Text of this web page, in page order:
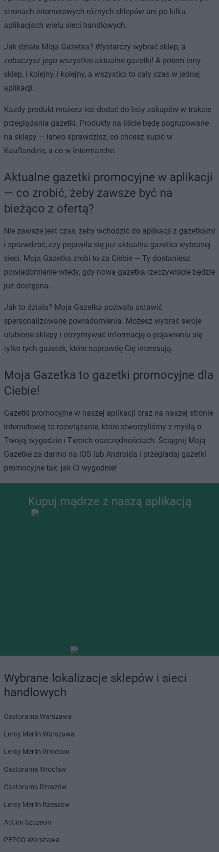
stronach internetowych różnych sklepów ani po kilku
aplikacjach wielu sieci handlowych.
Jak działa Moja Gazetka? Wystarczy wybrać sklep, a
zobaczysz jego wszystkie aktualne gazetki! A potem inny
sklep, i kolejny, i kolejny, a wszystko to cały czas w jednej
aplikacji.
Każdy produkt możesz też dodać do listy zakupów w trakcie
przeglądania gazetki. Produkty na liście będę pogrupowane
na sklepy — łatwo sprawdzisz, co chcesz kupić w
Kauflandzie, a co w Intermarche.
Aktualne gazetki promocyjne w aplikacji
— co zrobić, żeby zawsze być na
bieżąco z ofertą?
Nie zawsze jest czas, żeby wchodzić do aplikacji z gazetkami
i sprawdzać, czy pojawiła się już aktualna gazetka wybranej
sieci. Moja Gazetka zrobi to za Ciebie — Ty dostaniesz
powiadomienie wtedy, gdy nowa gazetka rzeczywiście będzie
już dostępna.
Jak to działa? Moja Gazetka pozwala ustawić
spersonalizowane powiadomienia. Możesz wybrać swoje
ulubione sklepy i otrzymywać informację o pojawieniu się
tylko tych gazetek, które naprawdę Cię interesują.
Moja Gazetka to gazetki promocyjne dla
Ciebie!
Gazetki promocyjne w naszej aplikacji oraz na naszej stronie
internetowej to rozwiązanie, które stworzyliśmy z myślą o
Twojej wygodzie i Twoich oszczędnościach. Ściągnij Moją
Gazetkę za darmo na iOS lub Androida i przeglądaj gazetki
promocyjne tak, jak Ci wygodnie!
Kupuj mądrze z naszą aplikacją
Wybrane lokalizacje sklepów i sieci
handlowych
Castorama Warszawa
Leroy Merlin Warszawa
Leroy Merlin Wrocław
Castorama Wrocław
Castorama Rzeszów
Leroy Merlin Rzeszów
Action Szczecin
PEPCO Warszawa